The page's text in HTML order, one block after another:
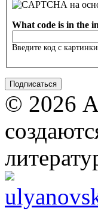
What code is in the
Введите код с картинки
© 2026